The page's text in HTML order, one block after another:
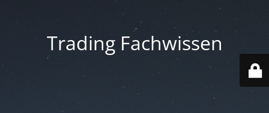
Trading Fachwissen